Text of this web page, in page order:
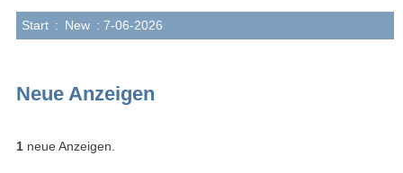
Start : New : 7-06-2026
Neue Anzeigen
1 neue Anzeigen.